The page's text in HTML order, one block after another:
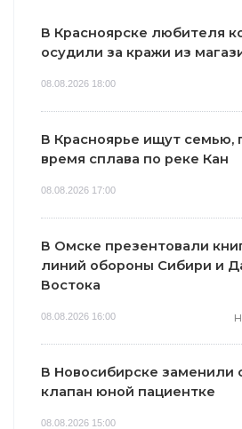
В Красноярске любителя
осудили за кражи из
08.08.2026 18:00
В Красноярье ищут семью,
время сплава по реке Кан
08.08.2026 17:00
В Омске презентовали
линий обороны Сибири и
Востока
08.08.2026 16:00
В Новосибирске заменили
клапан юной пациентке
08.08.2026 15:00